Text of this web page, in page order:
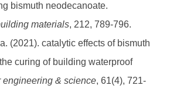
bismuth neodecanoate.
materials, 212, 789-796.
(2021). catalytic effects of bismuth
curing of building waterproof
engineering & science, 61(4), 721-